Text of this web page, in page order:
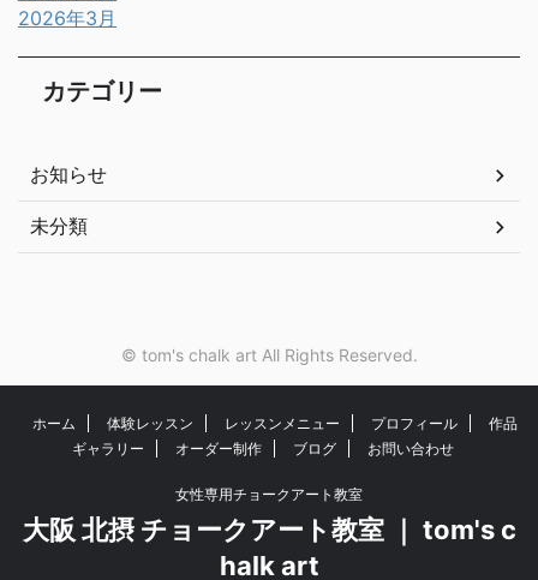
2026年3月
カテゴリー
お知らせ
未分類
© tom's chalk art All Rights Reserved.
ホーム 体験レッスン レッスンメニュー プロフィール
作品
ギャラリー
オーダー制作 ブログ お問い合わせ
女性専用チョークアート教室
大阪 北摂 チョークアート教室 ｜ tom's c
halk art